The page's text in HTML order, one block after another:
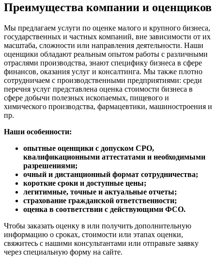
Преимущества компании и оценщиков
Мы предлагаем услуги по оценке малого и крупного бизнеса,
государственных и частных компаний, вне зависимости от их
масштаба, сложности или направления деятельности. Наши
оценщики обладают реальным опытом работы с различными
отраслями производства, знают специфику бизнеса в сфере
финансов, оказания услуг и консалтинга. Мы также плотно
сотрудничаем с производственными предприятиями: среди
перечня услуг представлена оценка стоимости бизнеса в
сфере добычи полезных ископаемых, пищевого и
химического производства, фармацевтики, машиностроения и
пр.
Наши особенности:
опытные оценщики с допуском СРО,
квалификационными аттестатами и необходимыми
разрешениями;
очный и дистанционный формат сотрудничества;
короткие сроки и доступные цены;
легитимные, точные и актуальные отчеты;
страхование гражданской ответственности;
оценка в соответствии с действующими ФСО.
Чтобы заказать оценку в или получить дополнительную
информацию о сроках, стоимости или этапах оценки,
свяжитесь с нашими консультантами или отправьте заявку
через специальную форму на сайте.
Ишим
Йошкар-Ола
Казань
Калининград
Калуга
Камбарка
Каменка
Каменск-Уральский
Каменск-Шахтинский
Камень-на-Оби
Камышин
Кандалакша
Канск
Карачев
Карпинск
Касли
Кашира
Кемерово
Керчь